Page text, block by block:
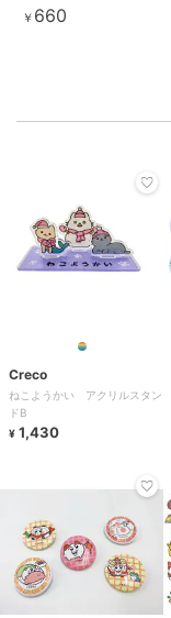
￥ 660
Creco
ねこようかい アクリルスタン
ドB
¥ 1,430